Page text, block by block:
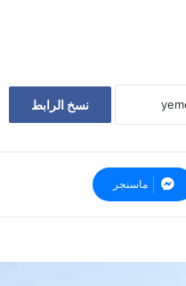
نسخ الرابط
ماسنجر